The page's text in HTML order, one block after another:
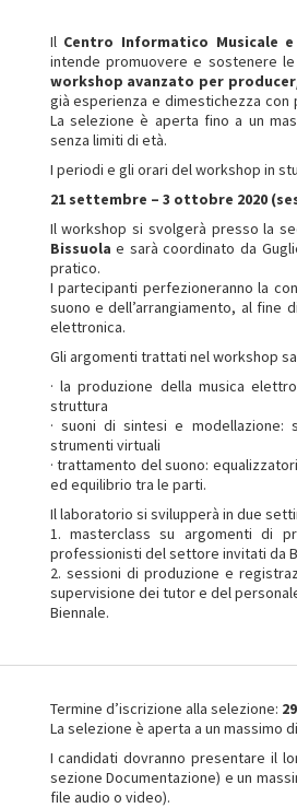
Il Centro Informatico Musicale
intende promuovere e sostenere
workshop avanzato per
già esperienza e dimestichezza
La selezione è aperta fino a un
senza limiti di età.
I periodi e gli orari del workshop in
21 settembre – 3 ottobre 2020
Il workshop si svolgerà presso la
Bissuola e sarà coordinato da
pratico.
I partecipanti perfezioneranno la
suono e dell’arrangiamento, al
elettronica.
Gli argomenti trattati nel workshop
· la produzione della musica
struttura
· suoni di sintesi e modellazione:
strumenti virtuali
· trattamento del suono:
ed equilibrio tra le parti.
Il laboratorio si svilupperà in due
1. masterclass su argomenti di
professionisti del settore invitati da
2. sessioni di produzione e
supervisione dei tutor e del
Biennale.
Termine d’iscrizione alla selezione:
La selezione è aperta a un massimo
I candidati dovranno presentare il
sezione Documentazione) e un
file audio o video).